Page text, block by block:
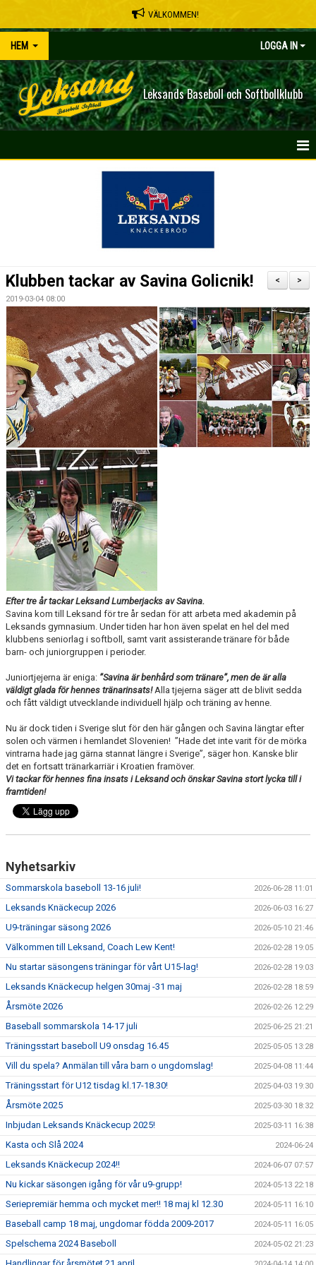
VÄLKOMMEN!
HEM LOGGA IN
Leksands Baseboll och Softbollklubb
KONTAKT
STÖDMEDLEM/SPONSRING
HITTA TILL VÅRA PLANER
KALENDER
BILDGALLERI
DOKUMENT
KLUBBKLÄDER
>
<
Klubben tackar av Savina Golicnik!
2019-03-04 08:00
Efter tre år tackar Leksand Lumberjacks av Savina.
Savina kom till Leksand för tre år sedan för att arbeta med akademin på
Leksands gymnasium. Under tiden har hon även spelat en hel del med
klubbens seniorlag i softboll, samt varit assisterande tränare för både
barn- och juniorgruppen i perioder.
Juniortjejerna är eniga: ”Savina är benhård som tränare”, men de är alla
väldigt glada för hennes tränarinsats!Alla tjejerna säger att de blivit sedda
och fått väldigt utvecklande individuell hjälp och träning av henne.
Nu är dock tiden i Sverige slut för den här gången och Savina längtar efter
solen och värmen i hemlandet Slovenien! ”Hade det inte varit för de mörka
vintrarna hade jag gärna stannat längre i Sverige”, säger hon. Kanske blir
det en fortsatt tränarkarriär i Kroatien framöver.
Vi tackar för hennes fina insats i Leksand och önskar Savina stort lycka till i
framtiden!
Nyhetsarkiv
Sommarskola baseboll 13-16 juli! 2026-06-28 11:01
Leksands Knäckecup 2026 2026-06-03 16:27
U9-träningar säsong 2026 2026-05-10 21:46
Välkommen till Leksand, Coach Lew Kent! 2026-02-28 19:05
Nu startar säsongens träningar för vårt U15-lag! 2026-02-28 19:03
Leksands Knäckecup helgen 30maj -31 maj 2026-02-28 18:59
Årsmöte 2026 2026-02-26 12:29
Baseball sommarskola 14-17 juli 2025-06-25 21:21
Träningsstart baseboll U9 onsdag 16.45 2025-05-05 13:28
Vill du spela? Anmälan till våra barn o ungdomslag! 2025-04-08 11:44
Träningsstart för U12 tisdag kl.17-18.30! 2025-04-03 19:30
Årsmöte 2025 2025-03-30 18:32
Inbjudan Leksands Knäckecup 2025! 2025-03-11 16:38
Kasta och Slå 2024 2024-06-24
Leksands Knäckecup 2024!! 2024-06-07 07:57
Nu kickar säsongen igång för vår u9-grupp! 2024-05-13 22:18
Seriepremiär hemma och mycket mer!! 18 maj kl 12.30 2024-05-11 16:10
Baseball camp 18 maj, ungdomar födda 2009-2017 2024-05-11 16:05
Spelschema 2024 Baseboll 2024-05-02 21:23